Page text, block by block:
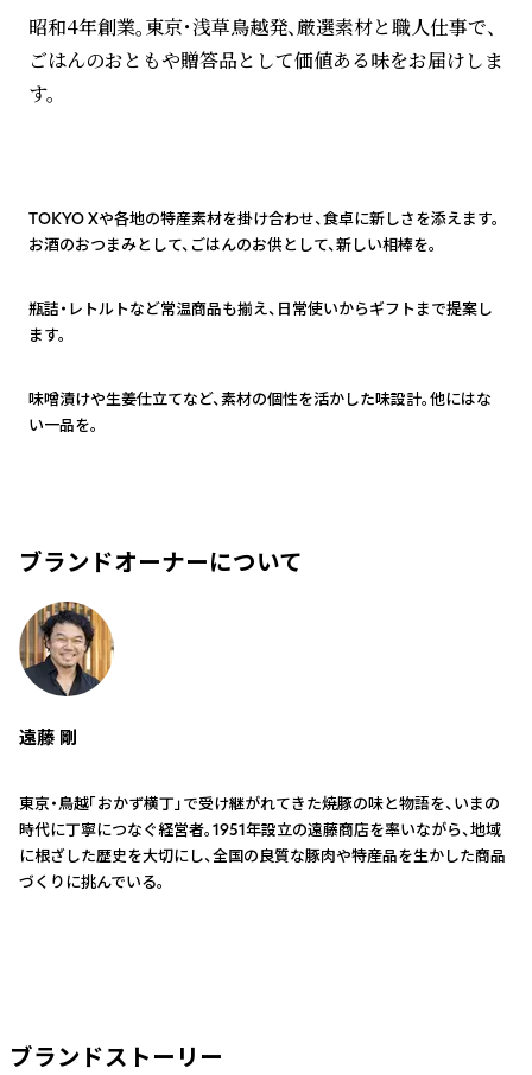
昭和4年創業。東京・浅草鳥越発、厳選素材と職人仕事で、
ごはんのおともや贈答品として価値ある味をお届けしま
す。
TOKYO Xや各地の特産素材を掛け合わせ、食卓に新しさを添えます。
お酒のおつまみとして、ごはんのお供として、新しい相棒を。
瓶詰・レトルトなど常温商品も揃え、日常使いからギフトまで提案し
ます。
味噌漬けや生姜仕立てなど、素材の個性を活かした味設計。他にはな
い一品を。
ブランドオーナーについて
遠藤 剛
東京・鳥越「おかず横丁」で受け継がれてきた焼豚の味と物語を、いまの
時代に丁寧につなぐ経営者。1951年設立の遠藤商店を率いながら、地域
に根ざした歴史を大切にし、全国の良質な豚肉や特産品を生かした商品
づくりに挑んでいる。
ブランドストーリー